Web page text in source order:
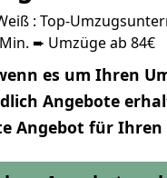
: Top-
➨ Umzüge ab 84€
es um Ihren
Angebote
Angebot für Ihren